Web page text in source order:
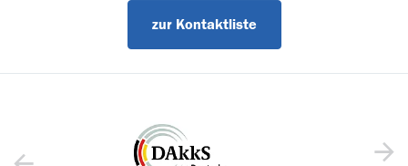
zur Kontaktliste